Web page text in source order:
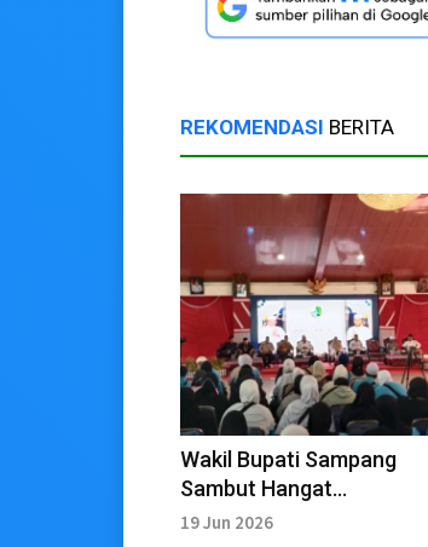
REKOMENDASI BERITA
Wakil Bupati Sampang
Sambut Hangat
Kedatangan Jemaah Haji
19 Jun 2026